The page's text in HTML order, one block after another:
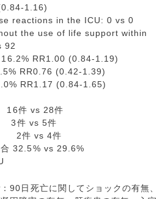
1.16)
reactions in the ICU: 0 vs 0
the use of life support within
92
16.2% RR1.00 (0.84-1.19)
RR0.76 (0.42-1.39)
RR1.17 (0.84-1.65)
件 vs 28件
vs 5件
vs 4件
32.5% vs 29.6%
：90日死亡に関してショックの有無、